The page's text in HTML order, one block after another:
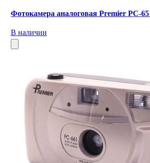
Фотокамера аналоговая Premier PC-
В наличии